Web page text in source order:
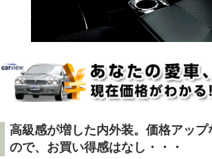
高級感が増した内外装。価格アッ
ので、お買い得感はなし・・・